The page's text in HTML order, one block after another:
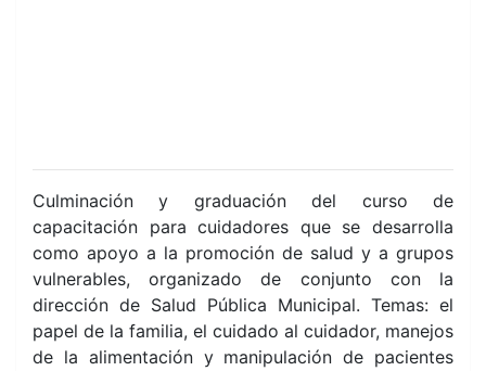
Culminación y graduación del curso de
capacitación para cuidadores que se desarrolla
como apoyo a la promoción de salud y a grupos
vulnerables, organizado de conjunto con la
dirección de Salud Pública Municipal. Temas: el
papel de la familia, el cuidado al cuidador, manejos
de la alimentación y manipulación de pacientes